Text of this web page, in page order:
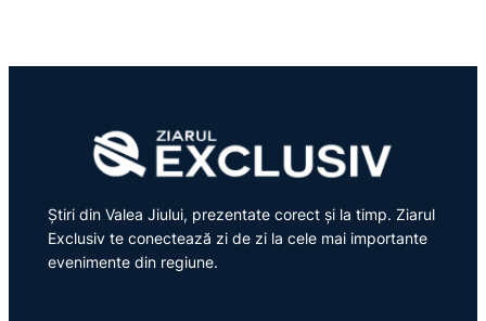
Știri din Valea Jiului, prezentate corect și la timp. Ziarul
Exclusiv te conectează zi de zi la cele mai importante
evenimente din regiune.